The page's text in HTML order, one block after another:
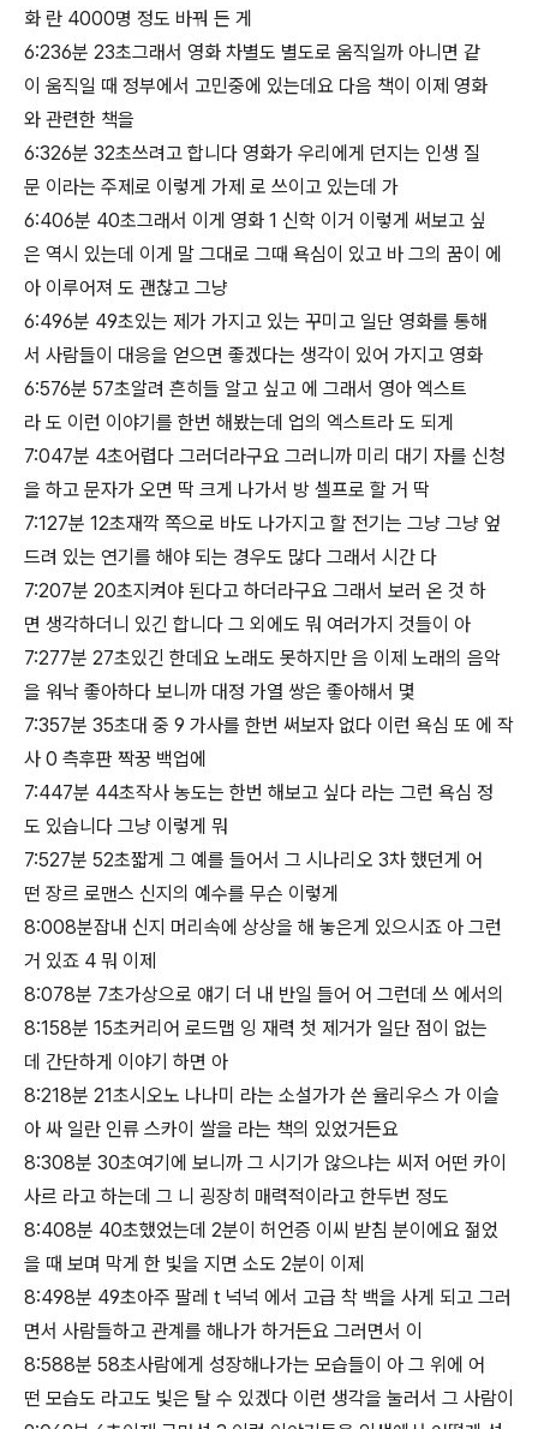
화 란 4000명 정도 바꿔 든 게
6:236분 23초그래서 영화 차별도 별도로 움직일까 아니면 같
이 움직일 때 정부에서 고민중에 있는데요 다음 책이 이제 영화
와 관련한 책을
6:326분 32초쓰려고 합니다 영화가 우리에게 던지는 인생 질
문 이라는 주제로 이렇게 가제 로 쓰이고 있는데 가
6:406분 40초그래서 이게 영화 1 신학 이거 이렇게 써보고 싶
은 역시 있는데 이게 말 그대로 그때 욕심이 있고 바 그의 꿈이 에
아 이루어져 도 괜찮고 그냥
6:496분 49초있는 제가 가지고 있는 꾸미고 일단 영화를 통해
서 사람들이 대응을 얻으면 좋겠다는 생각이 있어 가지고 영화
6:576분 57초알려 흔히들 알고 싶고 에 그래서 영아 엑스트
라 도 이런 이야기를 한번 해봤는데 업의 엑스트라 도 되게
7:047분 4초어렵다 그러더라구요 그러니까 미리 대기 자를 신청
을 하고 문자가 오면 딱 크게 나가서 방 셀프로 할 거 딱
7:127분 12초재깍 쪽으로 바도 나가지고 할 전기는 그냥 그냥 엎
드려 있는 연기를 해야 되는 경우도 많다 그래서 시간 다
7:207분 20초지켜야 된다고 하더라구요 그래서 보러 온 것 하
면 생각하더니 있긴 합니다 그 외에도 뭐 여러가지 것들이 아
7:277분 27초있긴 한데요 노래도 못하지만 음 이제 노래의 음악
을 워낙 좋아하다 보니까 대정 가열 쌍은 좋아해서 몇
7:357분 35초대 중 9 가사를 한번 써보자 없다 이런 욕심 또 에 작
사 0 측후판 짝꿍 백업에
7:447분 44초작사 농도는 한번 해보고 싶다 라는 그런 욕심 정
도 있습니다 그냥 이렇게 뭐
7:527분 52초짧게 그 예를 들어서 그 시나리오 3차 했던게 어
떤 장르 로맨스 신지의 예수를 무슨 이렇게
8:008분잡내 신지 머리속에 상상을 해 놓은게 있으시죠 아 그런
거 있죠 4 뭐 이제
8:078분 7초가상으로 얘기 더 내 반일 들어 어 그런데 쓰 에서의
8:158분 15초커리어 로드맵 잉 재력 첫 제거가 일단 점이 없는
데 간단하게 이야기 하면 아
8:218분 21초시오노 나나미 라는 소설가가 쓴 율리우스 가 이슬
아 싸 일란 인류 스카이 쌀을 라는 책의 있었거든요
8:308분 30초여기에 보니까 그 시기가 않으냐는 씨저 어떤 카이
사르 라고 하는데 그 니 굉장히 매력적이라고 한두번 정도
8:408분 40초했었는데 2분이 허언증 이씨 받침 분이에요 젊었
을 때 보며 막게 한 빛을 지면 소도 2분이 이제
8:498분 49초아주 팔레 t 넉넉 에서 고급 착 백을 사게 되고 그러
면서 사람들하고 관계를 해나가 하거든요 그러면서 이
8:588분 58초사람에게 성장해나가는 모습들이 아 그 위에 어
떤 모습도 라고도 빛은 탈 수 있겠다 이런 생각을 눌러서 그 사람이